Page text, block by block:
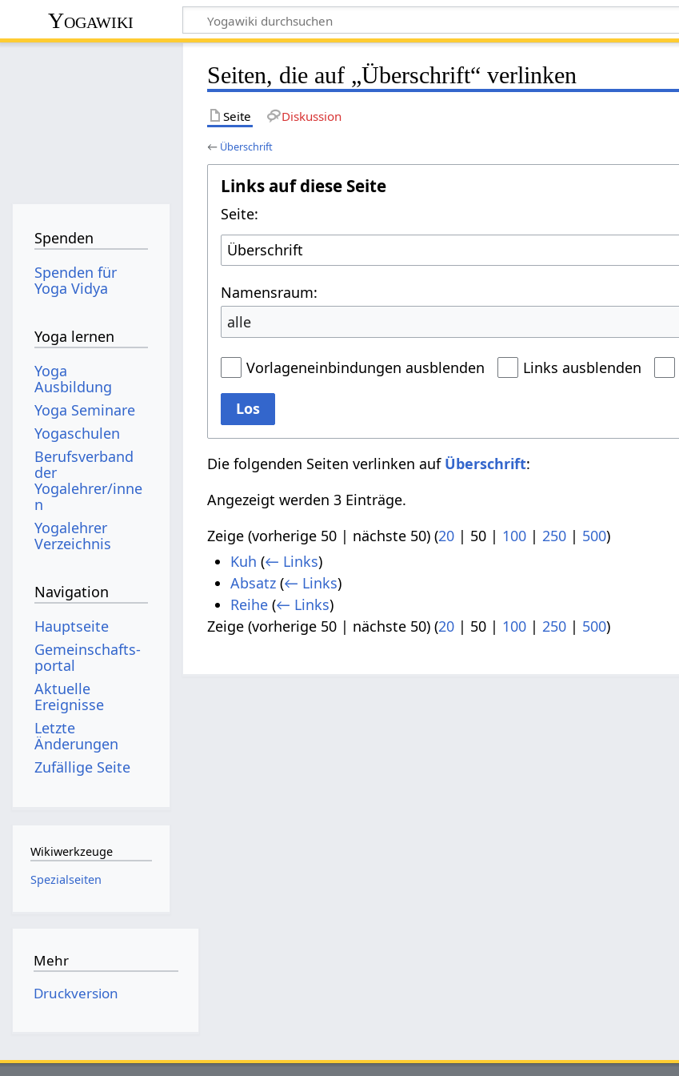
Yogawiki
Seiten, die auf „Überschrift“ verlinken
Seite Diskussion
← Überschrift
Links auf diese Seite
Seite:
Namensraum:
alle
Vorlageneinbindungen ausblenden Links ausblenden
Los
Die folgenden Seiten verlinken auf Überschrift:
Angezeigt werden 3 Einträge.
Zeige (vorherige 50 | nächste 50) (20 | 50 | 100 |250 | 500)
Kuh (← Links)
Absatz (← Links)
Reihe (← Links)
Zeige (vorherige 50 | nächste 50) (20 | 50 | 100 |250 | 500)
Spenden
Spenden für
Yoga Vidya
Yoga lernen
Yoga
Ausbildung
Yoga Seminare
Yogaschulen
Berufsverband
der
Yogalehrer/inne
n
Yogalehrer
Verzeichnis
Navigation
Hauptseite
Gemeinschafts­
portal
Aktuelle
Ereignisse
Letzte
Änderungen
Zufällige Seite
Wikiwerkzeuge
Spezialseiten
Mehr
Druckversion